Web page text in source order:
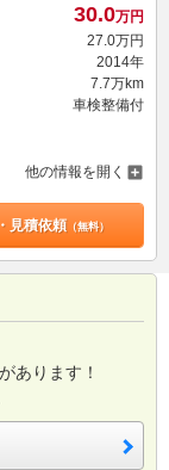
30.0万円
27. 0万円
2014年
7.7万km
車検整備付
他の情報を開く
見積依頼（無料）
あります！